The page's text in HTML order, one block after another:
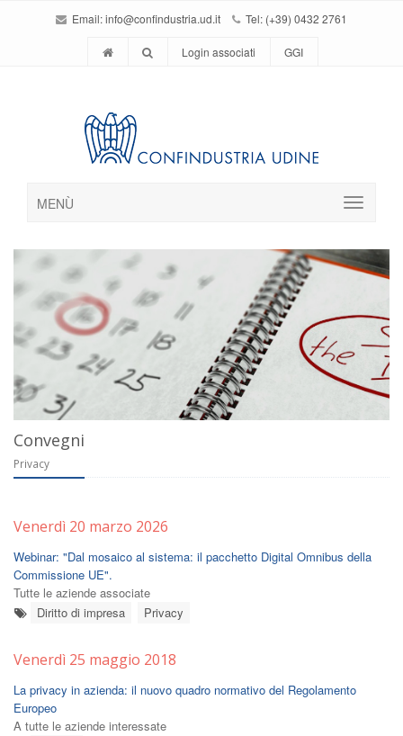
Email:info@confindustria.ud.it Tel: (+39) 0432 2761
Login associati GGI
MENÙ
Convegni
Privacy
Venerdì 20 marzo 2026
Webinar: "Dal mosaico al sistema: il pacchetto Digital Omnibus della
Commissione UE".
Tutte le aziende associate
Diritto di impresa
Privacy
Venerdì 25 maggio 2018
La privacy in azienda: il nuovo quadro normativo del Regolamento
Europeo
A tutte le aziende interessate